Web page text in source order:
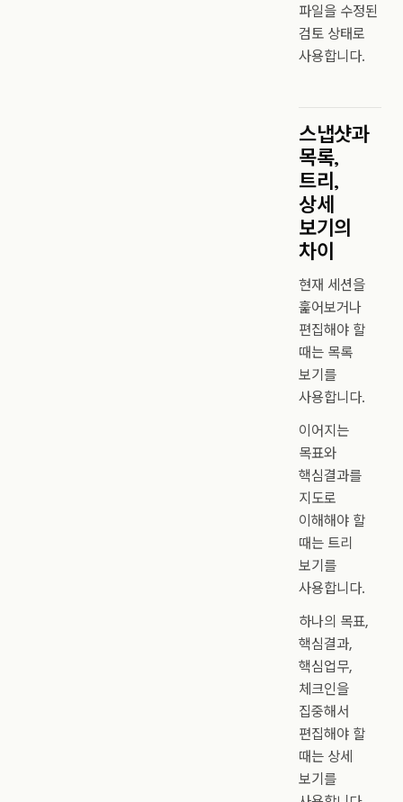
파일을 수정된
검토 상태로
사용합니다.
스냅샷과
목록,
트리,
상세
보기의
차이
현재 세션을
훑어보거나
편집해야 할
때는 목록
보기를
사용합니다.
이어지는
목표와
핵심결과를
지도로
이해해야 할
때는 트리
보기를
사용합니다.
하나의 목표,
핵심결과,
핵심업무,
체크인을
집중해서
편집해야 할
때는 상세
보기를